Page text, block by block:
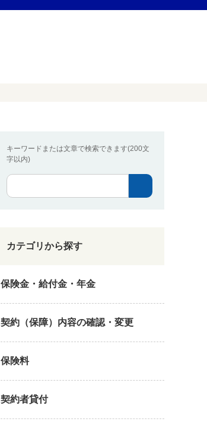
キーワードまたは文章で検索できます(200文
字以内)
カテゴリから探す
保険金・給付金・年金
契約（保障）内容の確認・変更
保険料
契約者貸付